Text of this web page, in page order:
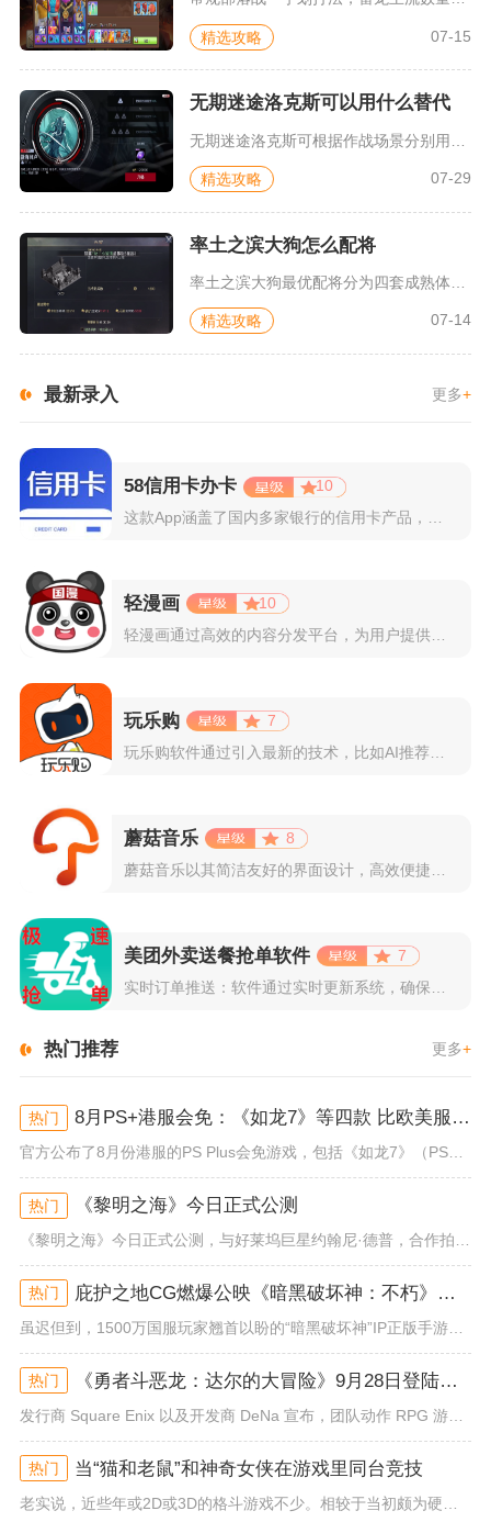
精选攻略 07-15
无期迷途洛克斯可以用什么替代
精选攻略 07-29
率土之滨大狗怎么配将
精选攻略 07-14
最新录入 更多+
58信用卡办卡
10
这款App涵盖了国内多家银行的信用卡产品，支持用户根据自己的...
轻漫画
10
轻漫画通过高效的内容分发平台，为用户提供高清、全彩的漫画阅读...
玩乐购
7
玩乐购软件通过引入最新的技术，比如AI推荐算法、AR试穿功能...
蘑菇音乐
8
美团外卖送餐抢单软件
7
热门推荐 更多+
热门 8月PS+港服会免：《如龙7》等四款 比欧美服多一款
官方公布了8月份港服的PS Plus会免游戏，包括《如龙7》（PS4/PS5）、《小小梦魇》（PS4）、《托尼霍克职业滑...
热门 《黎明之海》今日正式公测
热门 庇护之地CG燃爆公映《暗黑破坏神：不朽》今日全平台上线
虽迟但到，1500万国服玩家翘首以盼的“暗黑破坏神”IP正版手游《暗黑破坏神：不朽》已于今日全平台上线！动作RPG王者再...
热门 《勇者斗恶龙：达尔的大冒险》9月28日登陆苹果谷歌应用商店
发行商 Square Enix 以及开发商 DeNa 宣布，团队动作 RPG 游戏《勇者斗恶龙：达尔的大冒险 魂之绊》将...
热门 当“猫和老鼠”和神奇女侠在游戏里同台竞技